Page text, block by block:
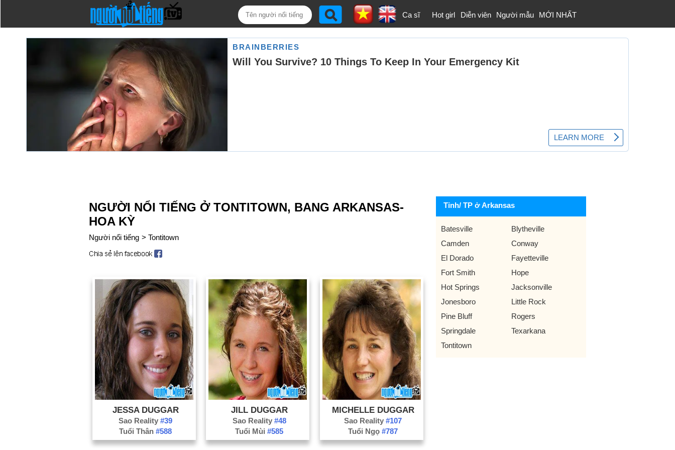
Ca sĩ Hot girl Diễn viên Người mẫu MỚI NHẤT
NGƯỜI NỔI TIẾNG Ở TONTITOWN, BANG ARKANSAS-
HOA KỲ
Người nổi tiếng > Tontitown
JESSA DUGGAR
Sao Reality#39
Tuổi Thân#588
JILL DUGGAR
Sao Reality #48
Tuổi Mùi#585
MICHELLE DUGGAR
Sao Reality#107
Tuổi Ngọ#787
Tỉnh/ TP ở Arkansas
Batesville
Blytheville
Camden
Conway
El Dorado
Fayetteville
Fort Smith
Hope
Hot Springs
Jacksonville
Jonesboro
Little Rock
Pine Bluff
Rogers
Springdale
Texarkana
Tontitown